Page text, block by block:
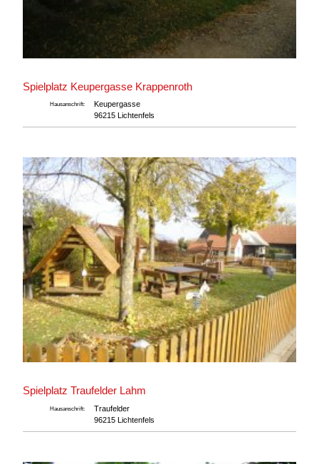
Spielplatz Keupergasse Krappenroth
Hausanschrift:
Keupergasse
96215 Lichtenfels
Spielplatz Traufelder Lahm
Hausanschrift:
Traufelder
96215 Lichtenfels